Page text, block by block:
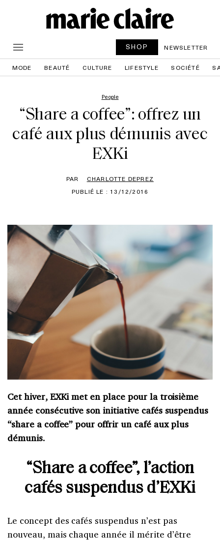
SHOP NEWSLETTER
MODE BEAUTÉ CULTURE LIFESTYLE SOCIÉTÉ
People
“Share a coffee”: offrez un
café aux plus démunis avec
EXKi
PAR
CHARLOTTE DEPREZ
PUBLIÉ LE : 13/12/2016
Cet hiver, EXKi met en place pour la troisième
année consécutive son initiative cafés suspendus
“share a coffee” pour offrir un café aux plus
démunis.
“Share a coffee”, l’action
cafés suspendus d’EXKi
Le concept des cafés suspendus n’est pas
nouveau, mais chaque année il mérite d’être